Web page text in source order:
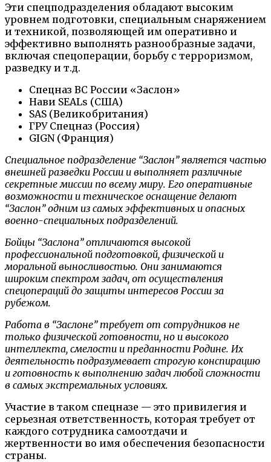
Эти спецподразделения обладают высоким
уровнем подготовки, специальным снаряжением
и техникой, позволяющей им оперативно и
эффективно выполнять разнообразные задачи,
включая спецоперации, борьбу с терроризмом,
разведку и т.д.
Спецназ ВС России «Заслон»
Нави SEALs (США)
SAS (Великобритания)
ГРУ Спецназ (Россия)
GIGN (Франция)
Специальное подразделение “Заслон” является частью
внешней разведки России и выполняет различные
секретные миссии по всему миру. Его оперативные
возможности и техническое оснащение делают
“Заслон” одним из самых эффективных и опасных
военно-специальных подразделений.
Бойцы “Заслона” отличаются высокой
профессиональной подготовкой, физической и
моральной выносливостью. Они занимаются
широким спектром задач, от осуществления
спецопераций до защиты интересов России за
рубежом.
Работа в “Заслоне” требует от сотрудников не
только физической готовности, но и высокого
интеллекта, смелости и преданности Родине. Их
деятельность подразумевает строгую конспирацию
и готовность к выполнению задач любой сложности
в самых экстремальных условиях.
Участие в таком спецназе — это привилегия и
серьезная ответственность, которая требует от
каждого сотрудника самоотдачи и
жертвенности во имя обеспечения безопасности
страны.